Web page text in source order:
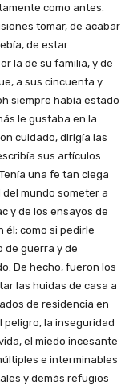
como antes.
tomar, de acabar
de estar
la de su familia, y de
a sus cincuenta y
siempre había estado
le gustaba en la
cuidado, dirigía las
sus artículos
una fe tan ciega
mundo someter a
y de los ensayos de
él; como si pedirle
de guerra y de
De hecho, fueron los
las huidas de casa a
de residencia en
la inseguridad
el miedo incesante
e interminables
y demás refugios